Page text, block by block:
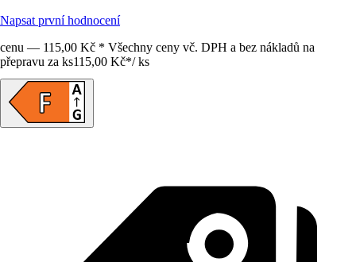
Napsat první hodnocení
cenu — 115,00 Kč * Všechny ceny vč. DPH a bez nákladů na
přepravu za ks115,00 Kč*/ ks